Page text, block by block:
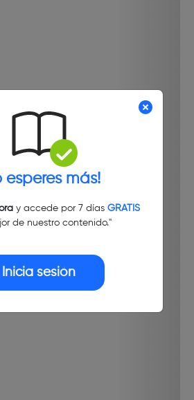
esperes más!
y accede por 7 días GRATIS
de nuestro contenido."
Inicia sesión